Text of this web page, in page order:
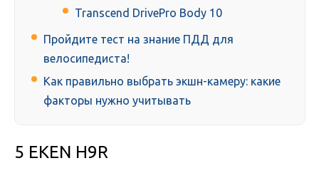
Transcend DrivePro Body 10
Пройдите тест на знание ПДД для
велосипедиста!
Как правильно выбрать экшн-камеру: какие
факторы нужно учитывать
5 EKEN H9R